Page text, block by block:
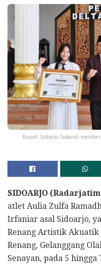
Bupati Sidoarjo Subandi
SIDOARJO
atlet Aulia Zulfa
Irfaniar asal Sidoarjo,
Renang Artistik Akuatik
Renang, Gelanggang
Senayan, pada 5 hingga